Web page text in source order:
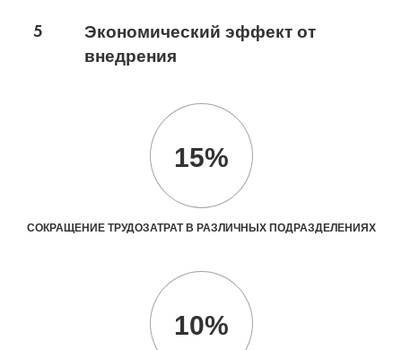
5
Экономический эффект от
внедрения
15%
СОКРАЩЕНИЕ ТРУДОЗАТРАТ В РАЗЛИЧНЫХ ПОДРАЗДЕЛЕНИЯХ
10%